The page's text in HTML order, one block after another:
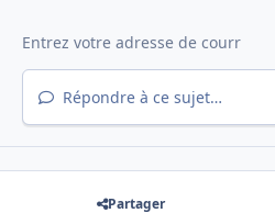
Répondre à ce sujet…
Partager